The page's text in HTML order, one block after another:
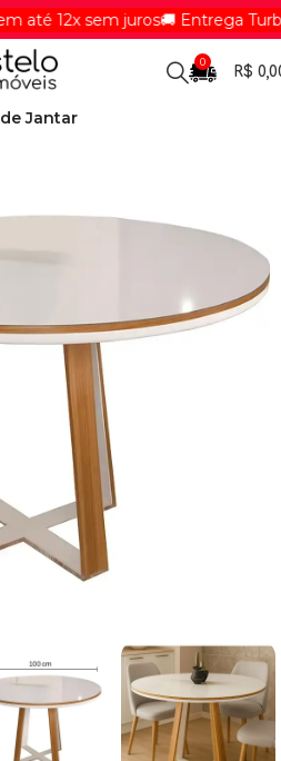
12x sem juros🚚 Entrega
0
R$
Jantar